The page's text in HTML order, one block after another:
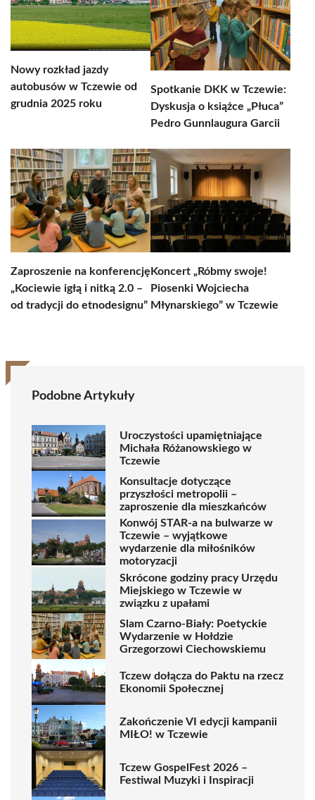
Nowy rozkład jazdy
autobusów w Tczewie od
grudnia 2025 roku
Spotkanie DKK w Tczewie:
Dyskusja o książce „Płuca”
Pedro Gunnlaugura Garcii
Zaproszenie na konferencję
„Kociewie igłą i nitką 2.0 –
od tradycji do etnodesignu”
Koncert „Róbmy swoje!
Piosenki Wojciecha
Młynarskiego” w Tczewie
Podobne Artykuły
Uroczystości upamiętniające
Michała Różanowskiego w
Tczewie
Konsultacje dotyczące
przyszłości metropolii –
zaproszenie dla mieszkańców
Konwój STAR-a na bulwarze w
Tczewie – wyjątkowe
wydarzenie dla miłośników
motoryzacji
Skrócone godziny pracy Urzędu
Miejskiego w Tczewie w
związku z upałami
Slam Czarno-Biały: Poetyckie
Wydarzenie w Hołdzie
Grzegorzowi Ciechowskiemu
Tczew dołącza do Paktu na rzecz
Ekonomii Społecznej
Zakończenie VI edycji kampanii
MIŁO! w Tczewie
Tczew GospelFest 2026 –
Festiwal Muzyki i Inspiracji